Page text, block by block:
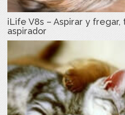
iLife V8s – Aspirar y
aspirador